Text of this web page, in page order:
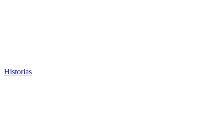
Historias